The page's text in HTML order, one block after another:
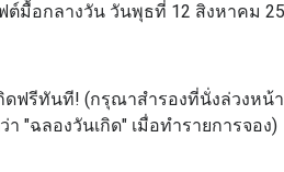
มื้อกลางวัน วันพุธที่ 12 สิงหาคม
ดฟรีทันที! (กรุณาสำรองที่นั่งล่วงหน้
"ฉลองวันเกิด" เมื่อทำรายการจอง)